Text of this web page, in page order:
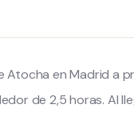
Atocha en Madrid a
de 2,5 horas. Al